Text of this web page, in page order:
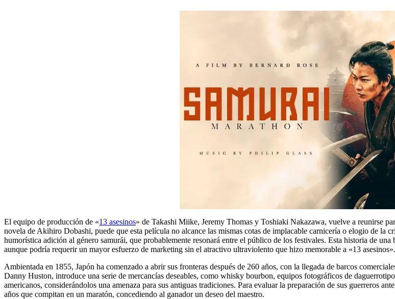
El equipo de producción de «13 asesinos» de Takashi Miike, Jeremy Thomas y Toshiaki Nakazawa, vuelve a reunirse
novela de Akihiro Dobashi, puede que esta película no alcance las mismas cotas de implacable carnicería o elogio de la
humorística adición al género samurái, que probablemente resonará entre el público de los festivales. Esta historia de
aunque podría requerir un mayor esfuerzo de marketing sin el atractivo ultraviolento que hizo memorable a «13 asesinos».
Ambientada en 1855, Japón ha comenzado a abrir sus fronteras después de 260 años, con la llegada de barcos
Danny Huston, introduce una serie de mercancías deseables, como whisky bourbon, equipos fotográficos de
americanos, considerándolos una amenaza para sus antiguas tradiciones. Para evaluar la preparación de sus guerreros
años que compitan en un maratón, concediendo al ganador un deseo del maestro.